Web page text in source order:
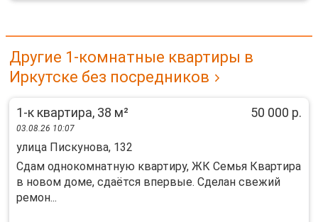
Другие 1-комнатные квартиры в
Иркутске без посредников
1-к квартира, 38 м² 50 000 р.
03.08.26 10:07
улица Пискунова, 132
Сдам однокомнатную квартиру, ЖК Семья Квартира
в новом доме, сдаётся впервые. Сделан свежий
ремон...